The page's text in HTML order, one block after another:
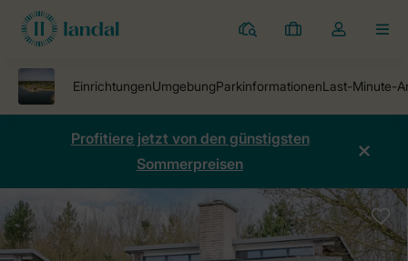
Ferienparks
Meine
Dropdown-
öffnen
Profitiere jetzt von den günstigsten
Sommerpreisen